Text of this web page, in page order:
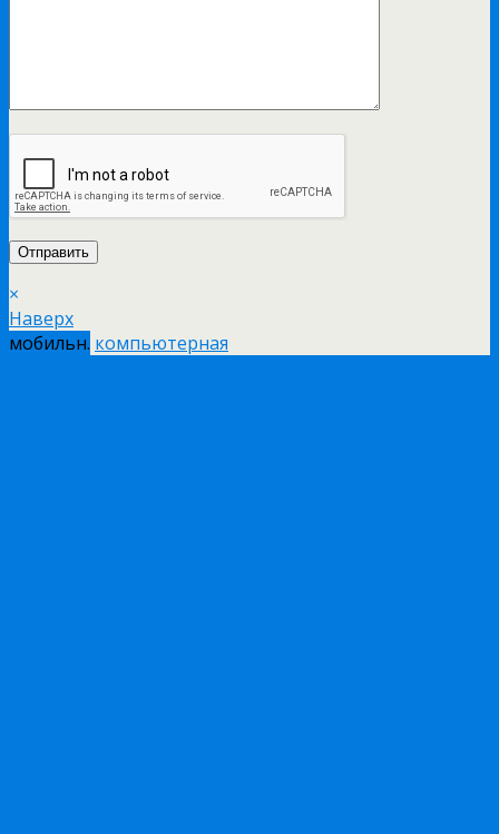
×
Наверх
мобильн. компьютерная